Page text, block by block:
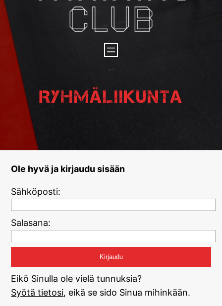
Ryhmäliikunta
Ole hyvä ja kirjaudu sisään
Sähköposti:
Salasana:
Eikö Sinulla ole vielä tunnuksia?
Syötä tietosi, eikä se sido Sinua mihinkään.